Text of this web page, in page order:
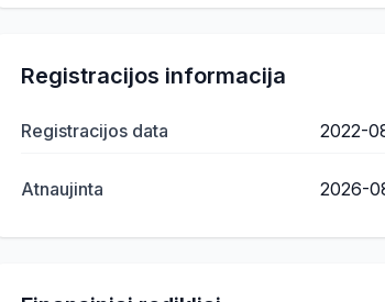
Registracijos informacija
Registracijos data 2022-
Atnaujinta 2026-